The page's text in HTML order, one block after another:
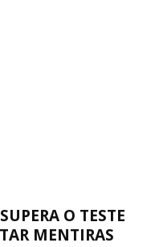
O TESTE
MENTIRAS